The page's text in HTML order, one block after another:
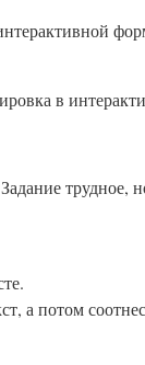
в
трудное,
а потом